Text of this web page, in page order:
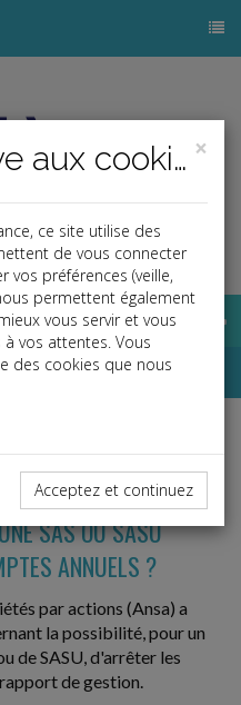
SAS OU SASU
ANNUELS ?
par actions (Ansa) a
la possibilité, pour un
de SASU, d'arrêter les
de gestion.
×
Politique relative aux cookies
ce site utilise des
de vous connecter
vos préférences (veille,
permettent également
vous servir et vous
vos attentes. Vous
des cookies que nous
Acceptez et continuez